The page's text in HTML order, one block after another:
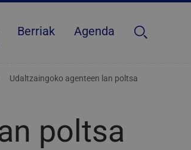
Berriak Agenda
Udaltzaingoko agenteen lan poltsa
poltsa